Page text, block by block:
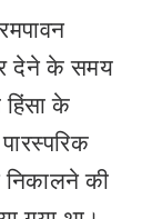
देने के समय
के
निकालने की